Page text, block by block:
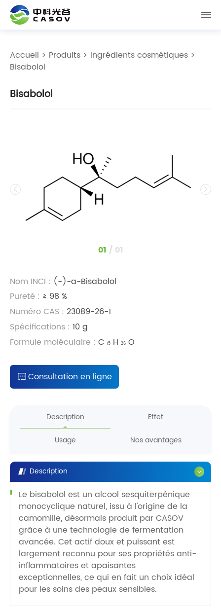
Accueil > Produits > Ingrédients cosmétiques >
Bisabolol
Bisabolol
1 / 1
Nom INCI : (-)-a-Bisabolol
Pureté : ≥ 98 %
Numéro CAS : 23089-26-1
Spécifications : 10 g
Formule moléculaire : C 15 H 26 O
Consultation en ligne
Description Effet
Usage Nos avantages
Description
Le bisabolol est un alcool sesquiterpénique
monocyclique naturel, issu à l'origine de la
camomille, désormais produit par CASOV
grâce à une technologie de fermentation
avancée. Cet actif doux et puissant est
largement reconnu pour ses propriétés anti-
inflammatoires et apaisantes
exceptionnelles, ce qui en fait un choix idéal
pour les soins des peaux sensibles.